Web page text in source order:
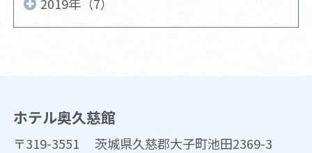
ホテル奥久慈館
〒319-3551 茨城県久慈郡大子町池田2369-3